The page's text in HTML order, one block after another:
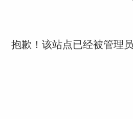
抱歉！该站点已经被管理